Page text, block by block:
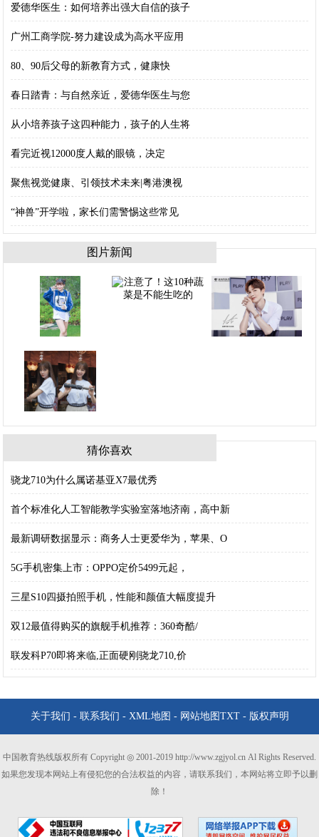
爱德华医生：如何培养出强大自信的孩子
广州工商学院-努力建设成为高水平应用
80、90后父母的新教育方式，健康快
春日踏青：与自然亲近，爱德华医生与您
从小培养孩子这四种能力，孩子的人生将
看完近视12000度人戴的眼镜，决定
聚焦视觉健康、引领技术未来|粤港澳视
“神兽”开学啦，家长们需警惕这些常见
图片新闻
猜你喜欢
骁龙710为什么属诺基亚X7最优秀
首个标准化人工智能教学实验室落地济南，高中新
最新调研数据显示：商务人士更爱华为，苹果、O
5G手机密集上市：OPPO定价5499元起，
三星S10四摄拍照手机，性能和颜值大幅度提升
双12最值得购买的旗舰手机推荐：360奇酷/
联发科P70即将来临,正面硬刚骁龙710,价
关于我们 - 联系我们 - XML地图 - 网站地图 TXT- 版权声明
中国教育热线版权所有 Copyright ◎ 2001-2019 http://www.zgjyol.cn Al Rights Reserved.
如果您发现本网站上有侵犯您的合法权益的内容，请联系我们，本网站将立即予以删
除！